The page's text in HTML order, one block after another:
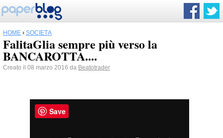
HOME › SOCIETÀ
FalitaGlia sempre più verso la
BANCAROTTA....
Creato il 08 marzo 2016 da Beatotrader
Save